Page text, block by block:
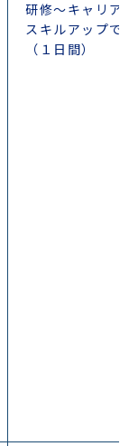
研修～キャリア
スキルアップで
（１日間）